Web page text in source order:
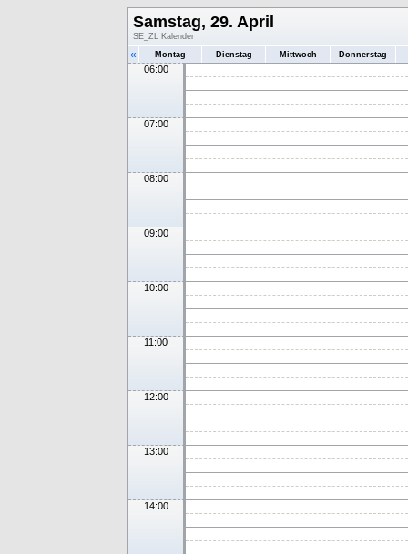
Samstag, 29. April
SE_ZL Kalender
« Montag Dienstag Mittwoch Donnerstag
06:00
07:00
08:00
09:00
10:00
11:00
12:00
13:00
14:00